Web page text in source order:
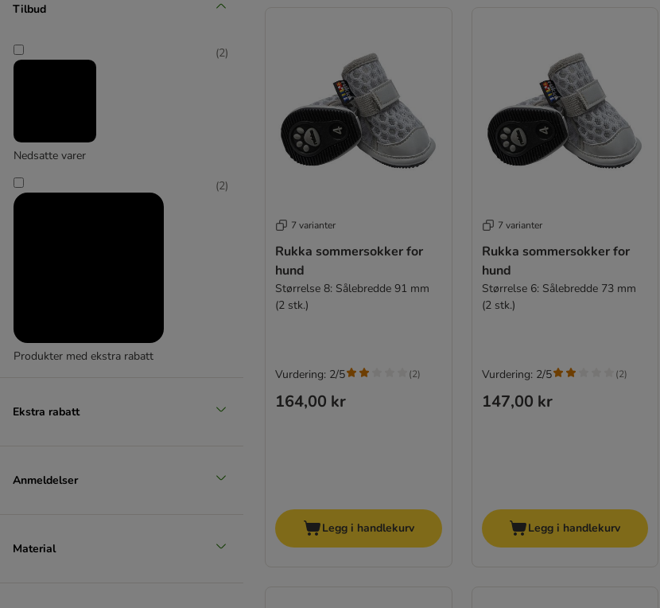
Tilbud
Nedsatte varer
(2)
Produkter med ekstra rabatt
(2)
Ekstra rabatt
Anmeldelser
Material
7 varianter
Rukka sommersokker for
hund
Størrelse 8: Sålebredde 91 mm
(2 stk.)
164,00 kr
Vurdering: 2/5 (2)
Legg i handlekurv
7 varianter
Rukka sommersokker for
hund
Størrelse 6: Sålebredde 73 mm
(2 stk.)
147,00 kr
Vurdering: 2/5 (2)
Legg i handlekurv